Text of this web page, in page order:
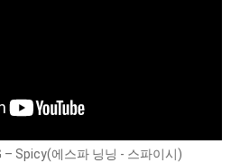
– Spicy(에스파 닝닝 - 스파이시)